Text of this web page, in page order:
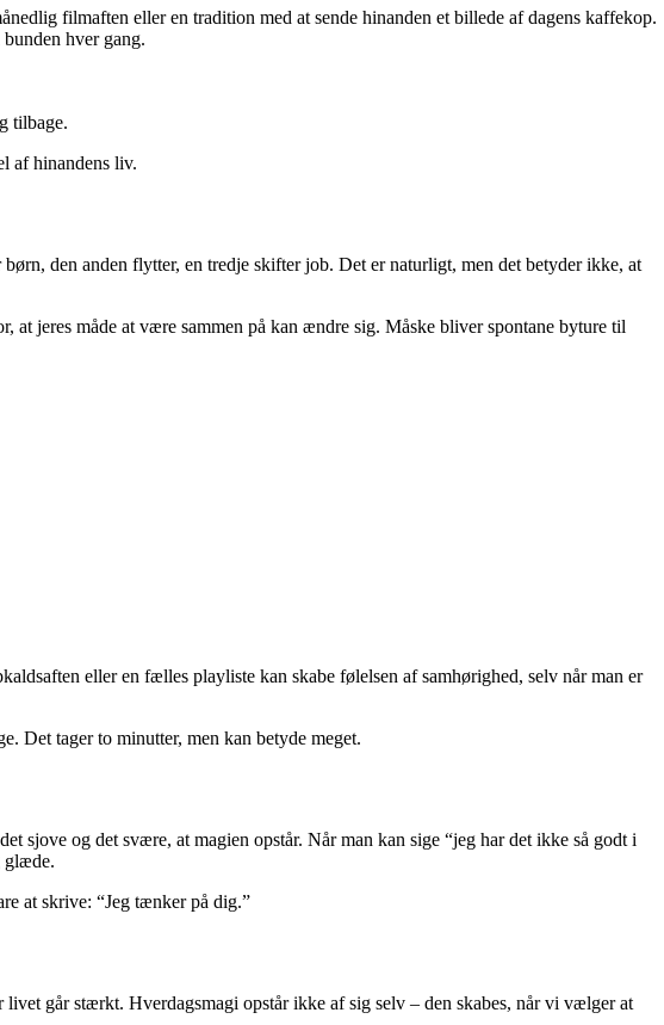
filmaften eller en tradition med at sende hinanden et billede af dagens kaffekop.
hver gang.
tilbage.
af hinandens liv.
den anden flytter, en tredje skifter job. Det er naturligt, men det betyder ikke, at
at jeres måde at være sammen på kan ændre sig. Måske bliver spontane byture til
eller en fælles playliste kan skabe følelsen af samhørighed, selv når man er
Det tager to minutter, men kan betyde meget.
sjove og det svære, at magien opstår. Når man kan sige “jeg har det ikke så godt i
glæde.
at skrive: “Jeg tænker på dig.”
går stærkt. Hverdagsmagi opstår ikke af sig selv – den skabes, når vi vælger at